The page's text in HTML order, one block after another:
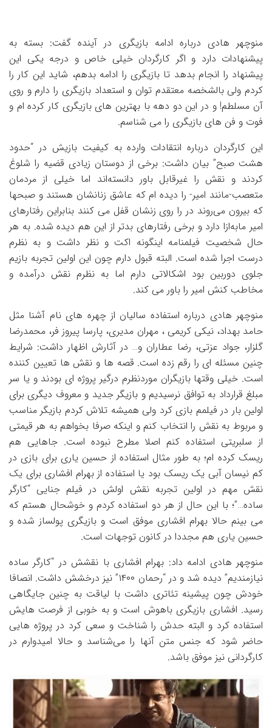
منوچهر هادی درباره ادامه بازیگری در آینده گفت: بسته به
پیشنهادات دارد و اگر کارگردان خیلی خاص و درجه یکی این
پیشنهاد را انجام بدهد تا بازیگری را ادامه بدهم، شاید این کار را
کردم ولی بالشخصه معتقدم توان و استعداد بازیگری را دارم و روی
آن مسلطم! و در این دو دهه با بهترین های بازیگری کار کرده ام و
فوت و فن های بازیگری را می شناسم.
این کارگردان درباره انتقادات وارده به کیفیت بازیش در “حدود
هشت صبح” بیان داشت: برخی از دوستان زیادی قضیه را شلوغ
کردند و نقش را غیرقابل باور دانسته‌اند اما خیلی از مردمان
متعصب-مانند امیر- را دیده ام که عاشق زنانشان هستند و صبحها
که بیرون می‌روند در را روی زنشان قفل می کنند بنابراین رفتارهای
امیر مابه‌ازا دارد و برخی رفتارهای بدتر از این هم دیده شده. به هر
حال شخصیت فیلمنامه اینگونه اکت و نظر داشت و به نظرم
درست اجرا شده است. البته قبول دارم چون این اولین تجربه بازیم
جلوی دوربین بود اشکالاتی دارم اما به نظرم نقش درآمده و
مخاطب کنش امیر را باور می کند.
منوچهر هادی درباره استفاده سالیان از چهره های نام آشنا مثل
حامد بهداد، نیکی کریمی ، مهران مدیری، پارسا پیروز فر، محمدرضا
گلزار، جواد عزتی، رضا عطاران و… در آثارش اظهار داشت: شرایط
چنین مسئله ای را رقم زده است. قصه ها و نقش ها تعیین کننده
است. خیلی وقتها بازیگران موردنظرم درگیر پروژه ای بودند و یا سر
مبلغ قرارداد به توافق نرسیدیم و بازیگر جدید و معروف دیگری برای
اولین بار در فیلمم بازی کرد ولی همیشه تلاش کردم بازیگر مناسب
و مربوط به نقش را انتخاب کنم و اینکه صرفا بخواهم به هر قیمتی
از سلبریتی استفاده کنم اصلا مطرح نبوده است. جاهایی هم
ریسک کرده ام؛ به طور مثال استفاده از حسین یاری برای بازی در
کم نیسان آبی یک ریسک بود یا استفاده از بهرام افشاری برای یک
نقش مهم در اولین تجربه نقش اولش در فیلم جنایی “کارگر
ساده…”؛ با این حال از هر دو استفاده کردم و خوشحال هستم که
می بینم حالا بهرام افشاری موفق است و بازیگری پولساز شده و
حسین یاری هم مجددا در کانون توجهات است.
منوچهر هادی ادامه داد: بهرام افشاری با نقشش در “کارگر ساده
نیازمندیم” دیده شد و در “رحمان ۱۴۰۰” نیز درخشش داشت. انصافا
خودش چون پیشینه تئاتری داشت با لیاقت به چنین جایگاهی
رسید. افشاری بازیگری باهوش است و به خوبی از فرصت هایش
استفاده کرد و البته حدش را شناخت و سعی کرد در پروژه هایی
حاضر شود که جنس متن آنها را می‌شناسد و حالا امیدوارم در
کارگردانی نیز موفق باشد.